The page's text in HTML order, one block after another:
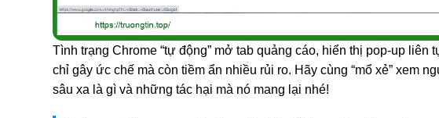
Tình trạng Chrome “tự động” mở tab quảng cáo, hiển thị pop-up liên
chỉ gây ức chế mà còn tiềm ẩn nhiều rủi ro. Hãy cùng “mổ xẻ” xem
sâu xa là gì và những tác hại mà nó mang lại nhé!